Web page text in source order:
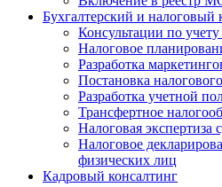
Бухгалтерский и налоговый
Консультации по
Налоговое
Разработка
Постановка
Разработка учетной
Трансфертное
Налоговая экспертиза
Налоговое
физических лиц
Кадровый консалтинг